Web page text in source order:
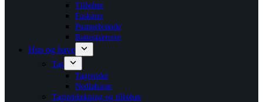
Tilbehør
Faskiner
Pumpebrønde
Rottespærrere
Hus og have
Tag
Tagrender
Nedløbsrør
Taginddækning og tilbehør